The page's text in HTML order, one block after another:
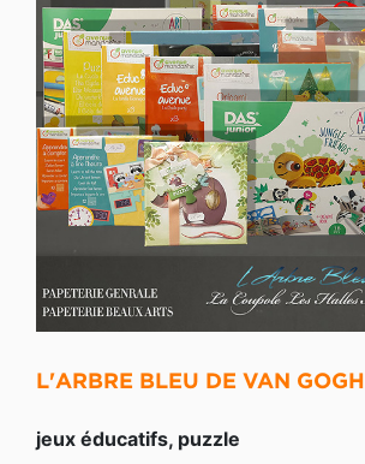
L'ARBRE BLEU DE VAN GOGH
jeux éducatifs, puzzle